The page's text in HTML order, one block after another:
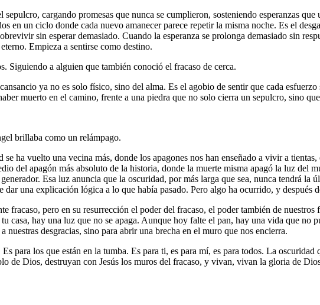
cargando promesas que nunca se cumplieron, sosteniendo esperanzas
en un ciclo donde cada nuevo amanecer parece repetir la misma noche. Es el
sin esperar demasiado. Cuando la esperanza se prolonga demasiado sin
Empieza a sentirse como destino.
Siguiendo a alguien que también conoció el fracaso de cerca.
ya no es solo físico, sino del alma. Es el agobio de sentir que cada
muerto en el camino, frente a una piedra que no solo cierra un sepulcro, sino
brillaba como un relámpago.
ha vuelto una vecina más, donde los apagones nos han enseñado a vivir a
del apagón más absoluto de la historia, donde la muerte misma apagó la luz del
Esa luz anuncia que la oscuridad, por más larga que sea, nunca tendrá
una explicación lógica a lo que había pasado. Pero algo ha ocurrido, y después
fracaso, pero en su resurrección el poder del fracaso, el poder también de
casa, hay una luz que no se apaga. Aunque hoy falte el pan, hay una vida que no
nuestras desgracias, sino para abrir una brecha en el muro que nos encierra.
para los que están en la tumba. Es para ti, es para mí, es para todos. La
de Dios, destruyan con Jesús los muros del fracaso, y vivan, vivan la gloria de